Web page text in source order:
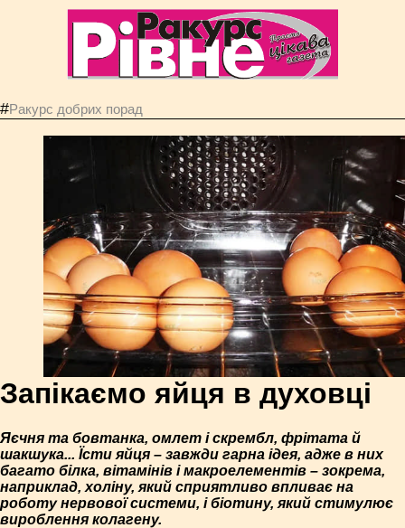
#Ракурс добрих порад
Запікаємо яйця в духовці
Яєчня та бовтанка, омлет і скрембл, фрітата й
шакшука... Їсти яйця – завжди гарна ідея, адже в них
багато білка, вітамінів і макроелементів – зокрема,
наприклад, холіну, який сприятливо впливає на
роботу нервової системи, і біотину, який стимулює
вироблення колагену.